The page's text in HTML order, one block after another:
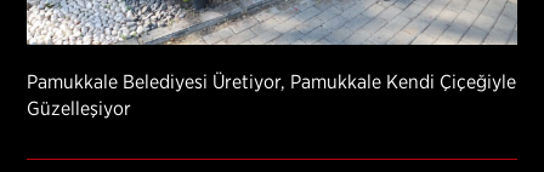
Pamukkale Belediyesi Üretiyor, Pamukkale Kendi Çiçeğiyle
Güzelleşiyor